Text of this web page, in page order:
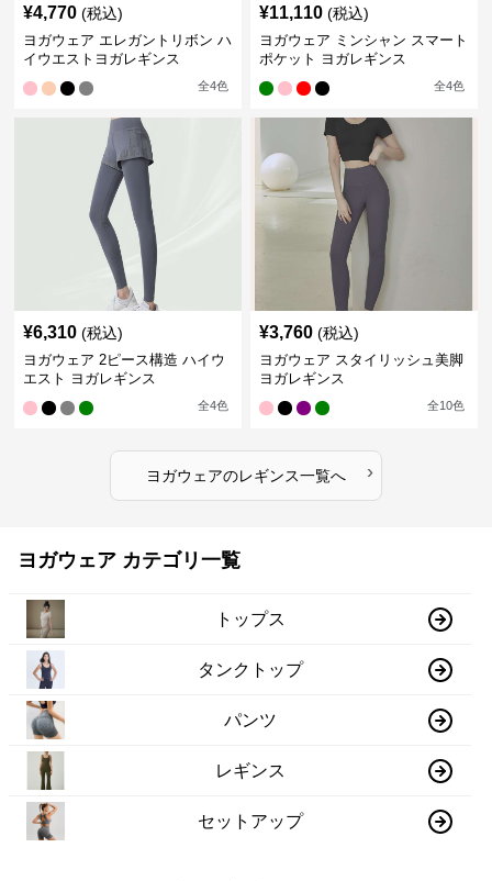
¥4,770 (税込)
ヨガウェア エレガントリボン ハ
イウエストヨガレギンス
全4色
¥11,110 (税込)
ヨガウェア ミンシャン スマート
ポケット ヨガレギンス
全4色
¥6,310 (税込)
ヨガウェア 2ピース構造 ハイウ
エスト ヨガレギンス
全4色
¥3,760 (税込)
ヨガウェア スタイリッシュ美脚
ヨガレギンス
全10色
ヨガウェアのレギンス一覧へ ›
ヨガウェア カテゴリ一覧
トップス
タンクトップ
パンツ
レギンス
セットアップ